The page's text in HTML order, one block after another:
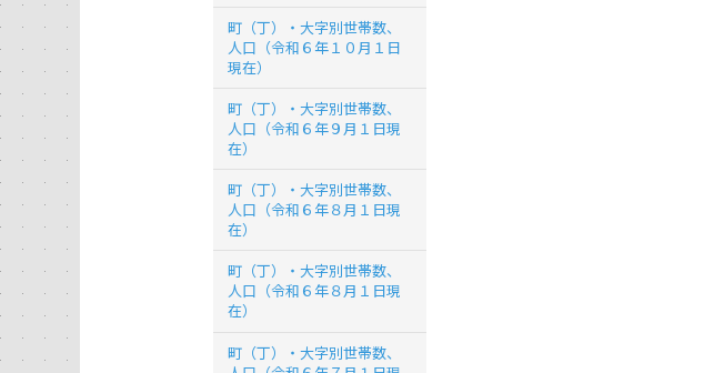
町（丁）・大字別世帯数、
人口（令和６年１０月１日
現在）
町（丁）・大字別世帯数、
人口（令和６年９月１日現
在）
町（丁）・大字別世帯数、
人口（令和６年８月１日現
在）
町（丁）・大字別世帯数、
人口（令和６年８月１日現
在）
町（丁）・大字別世帯数、